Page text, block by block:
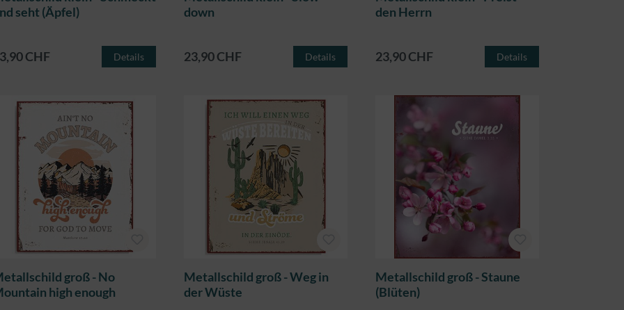
seht (Äpfel)
CHF Details
down
23,90 CHF Details
den Herrn
23,90 CHF Details
groß - No
high enough
Metallschild groß - Weg in
der Wüste
Metallschild groß - Staune
(Blüten)